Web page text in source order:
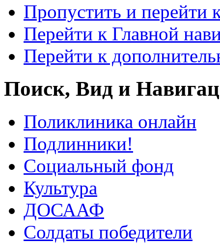
Пропустить и перейти
Перейти к Главной
Перейти к
Поиск, Вид и
Поликлиника онлайн
Подлинники!
Социальный фонд
Культура
ДОСААФ
Солдаты победители